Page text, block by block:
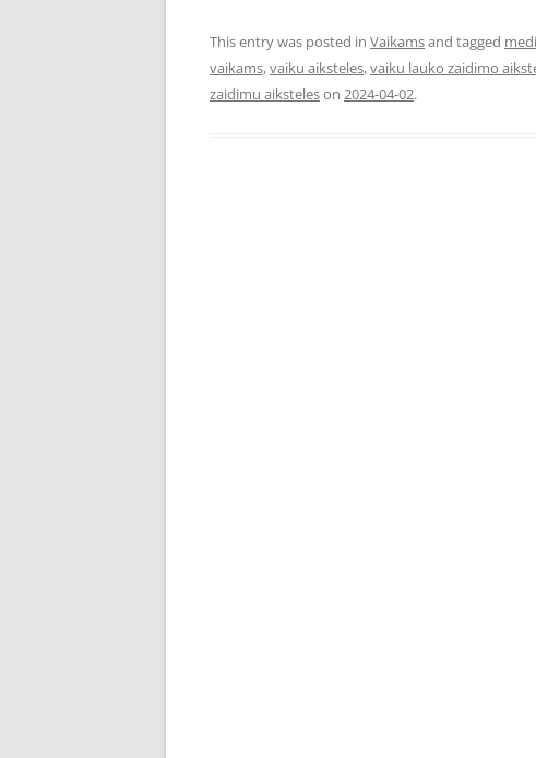
This entry was posted in Vaikamsand tagged
vaikams,vaiku aiksteles,vaiku lauko zaidimo
zaidimu aiksteleson 2024-04-02.